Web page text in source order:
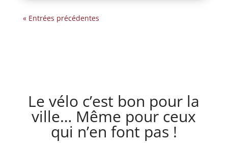
« Entrées précédentes
Le vélo c’est bon pour la
ville… Même pour ceux
qui n’en font pas !